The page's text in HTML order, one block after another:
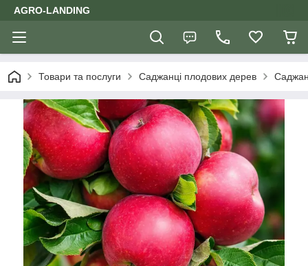
AGRO-LANDING
Товари та послуги Саджанці плодових дерев